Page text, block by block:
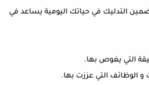
تضمين التدليك في حياتك اليومية يساعد في
التي يغوص بها.
الوظائف التي عززت بها.